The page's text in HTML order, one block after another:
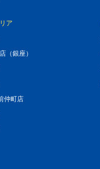
ア
（銀座）
仲町店